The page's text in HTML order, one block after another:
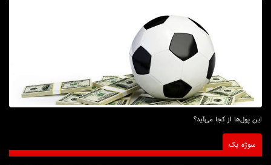
این پول‌ها از کجا می‌آید؟
سوژه یک